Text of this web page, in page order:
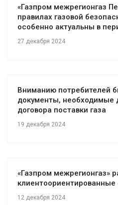
«Газпром межрегионгаз
правилах газовой
особенно актуальны в
27 декабря 2024
Вниманию потребителей
документы, необходимые
договора поставки газа
19 декабря 2024
«Газпром межрегионгаз»
12 декабря 2024